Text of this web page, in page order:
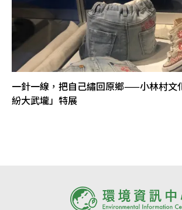
一針一線，把自己繡回原鄉——小林村文
紛大武壠」特展